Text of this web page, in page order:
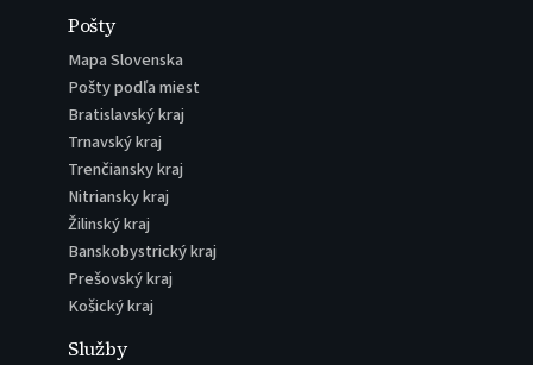
Pošty
Mapa Slovenska
Pošty podľa miest
Bratislavský kraj
Trnavský kraj
Trenčiansky kraj
Nitriansky kraj
Žilinský kraj
Banskobystrický kraj
Prešovský kraj
Košický kraj
Služby